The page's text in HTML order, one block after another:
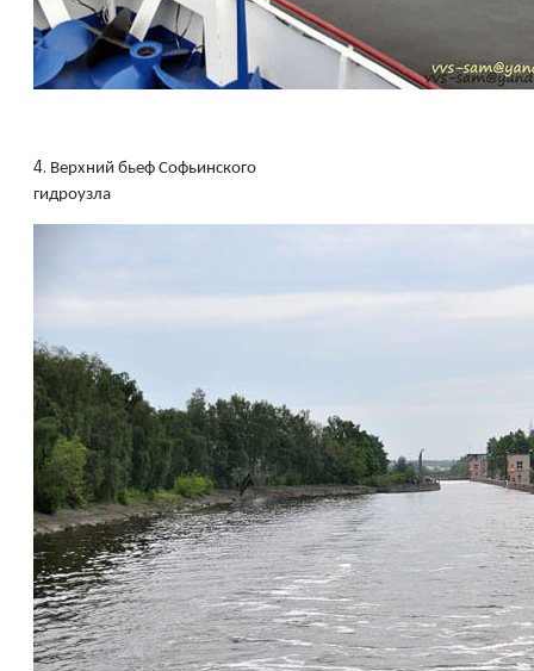
4. Верхний бьеф Софьинского
гидроузла